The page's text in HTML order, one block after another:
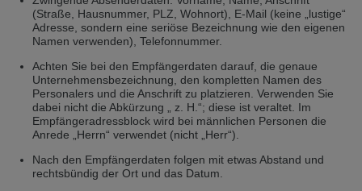
Wir haben erkannt, dass ihr Browser eine andere Sprache als die derzeit
angezeigte bevorzugt. Diese Webseite ist auch auf Deutsch verfügbar.
Zur deutschen Version wechseln Auf dieser Version bleiben
Váš prohlížeč se zdá být v jiném jazyce, než je právě používaný jazyk. Tato
stránka je k dispozici také v angličtině. Přejete si přepnout na anglickou
verzi?
Přepněte na anglickou verzi Zůstaňte v této verzi
(Straße, Hausnummer, PLZ, Wohnort), E-Mail (keine „lustige“
Adresse, sondern eine seriöse Bezeichnung wie den eigenen
Namen verwenden), Telefonnummer.
Achten Sie bei den Empfängerdaten darauf, die genaue
Unternehmensbezeichnung, den kompletten Namen des
Personalers und die Anschrift zu platzieren. Verwenden Sie
dabei nicht die Abkürzung „ z. H.“; diese ist veraltet. Im
Empfängeradressblock wird bei männlichen Personen die
Anrede „Herrn“ verwendet (nicht „Herr“).
Nach den Empfängerdaten folgen mit etwas Abstand und
rechtsbündig der Ort und das Datum.